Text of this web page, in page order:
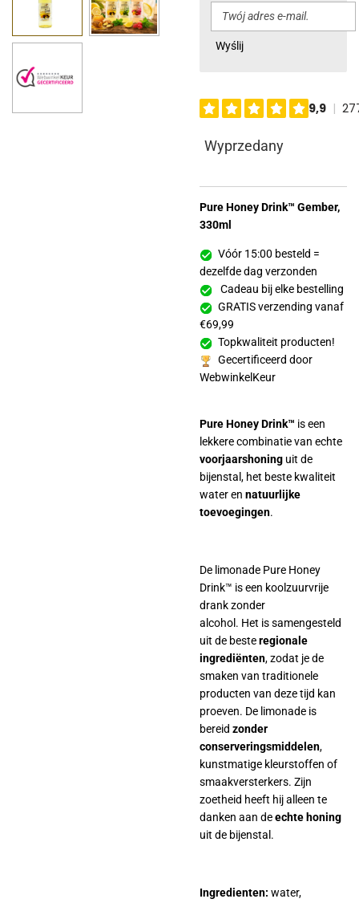
Wyślij
Wyprzedany
Pure Honey Drink™ Gember,
330ml
Vóór 15:00 besteld =
dezelfde dag verzonden
Cadeau bij elke bestelling
GRATIS verzending vanaf
€69,99
Topkwaliteit producten!
Gecertificeerd door
WebwinkelKeur
Pure Honey Drink™ is een
lekkere combinatie van echte
voorjaarshoning uit de
bijenstal, het beste kwaliteit
water en natuurlijke
toevoegingen.
De limonade Pure Honey
Drink™ is een koolzuurvrije
drank zonder
alcohol. Het is samengesteld
uit de besteregionale
ingrediënten, zodat je de
smaken van traditionele
producten van deze tijd kan
proeven. De limonade is
bereid zonder
conserveringsmiddelen,
kunstmatige kleurstoffen of
smaakversterkers. Zijn
zoetheid heeft hij alleen te
danken aan deechte honing
uit de bijenstal.
Ingredienten: water,